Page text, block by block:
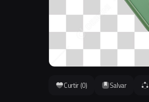
Curtir (0) Salvar